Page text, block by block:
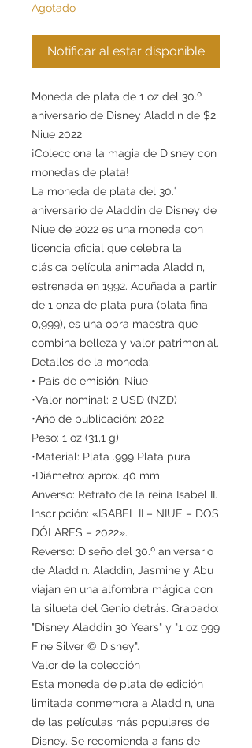
Agotado
Notificar al estar disponible
Moneda de plata de 1 oz del 30.º
aniversario de Disney Aladdin de $2
Niue 2022
¡Colecciona la magia de Disney con
monedas de plata!
La moneda de plata del 30.°
aniversario de Aladdin de Disney de
Niue de 2022 es una moneda con
licencia oficial que celebra la
clásica película animada Aladdin,
estrenada en 1992. Acuñada a partir
de 1 onza de plata pura (plata fina
0,999), es una obra maestra que
combina belleza y valor patrimonial.
Detalles de la moneda:
• País de emisión: Niue
•Valor nominal: 2 USD (NZD)
•Año de publicación: 2022
Peso: 1 oz (31,1 g)
•Material: Plata .999 Plata pura
•Diámetro: aprox. 40 mm
Anverso: Retrato de la reina Isabel II.
Inscripción: «ISABEL II – NIUE – DOS
DÓLARES – 2022».
Reverso: Diseño del 30.º aniversario
de Aladdin. Aladdin, Jasmine y Abu
viajan en una alfombra mágica con
la silueta del Genio detrás. Grabado:
"Disney Aladdin 30 Years" y "1 oz 999
Fine Silver © Disney".
Valor de la colección
Esta moneda de plata de edición
limitada conmemora a Aladdin, una
de las películas más populares de
Disney. Se recomienda a fans de